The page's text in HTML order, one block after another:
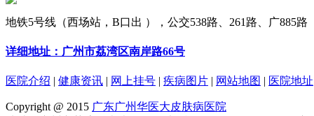
地铁5号线（西场站，B口出 ），公交538路、261路、广885路
详细地址：广州市荔湾区南岸路66号
医院介绍 | 健康资讯 | 网上挂号 | 疾病图片 | 网站地图 | 医院地址
Copyright @ 2015 广东广州华医大皮肤病医院